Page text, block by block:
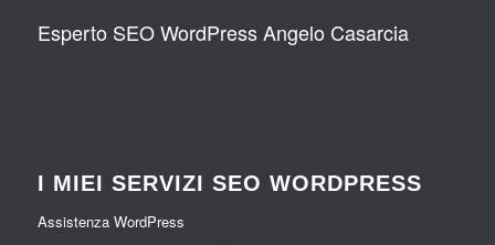
Esperto SEO WordPress Angelo Casarcia
I MIEI SERVIZI SEO WORDPRESS
Assistenza WordPress